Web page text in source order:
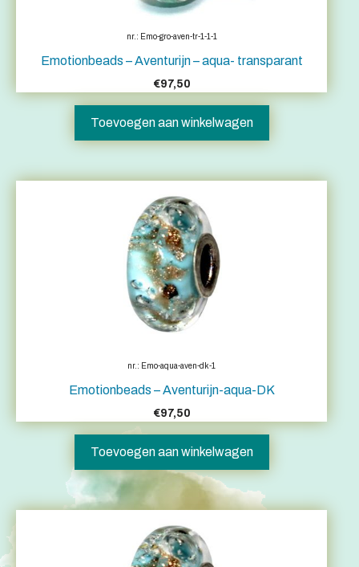
nr.: Emo-gro-aven-tr-1-1-1
Emotionbeads – Aventurijn – aqua- transparant
€97,50
Toevoegen aan winkelwagen
nr.: Emo-aqua-aven-dk-1
Emotionbeads – Aventurijn-aqua-DK
€97,50
Toevoegen aan winkelwagen